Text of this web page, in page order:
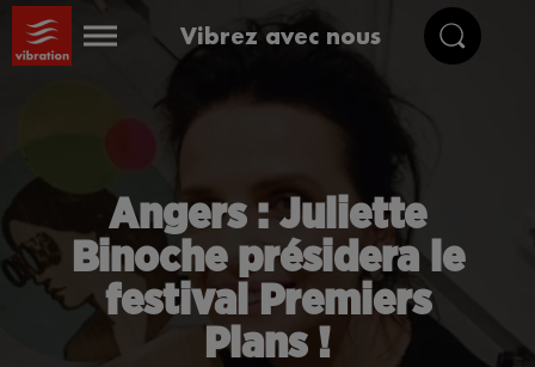
Vibrez avec nous
Angers : Juliette
Binoche présidera le
festival Premiers
Plans !